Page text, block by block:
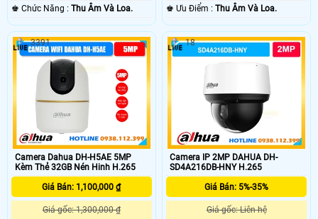
️♚ Chức Năng : Thu Âm Và Loa.
️♚ Ưu Điểm :Thu Âm Và Loa.
Camera Dahua DH-H5AE 5MP
Kèm Thẻ 32GB Nén Hinh H.265
Giá Bán: 1,100,000 ₫
Giá gốc: 1,300,000 ₫
3391
Camera IP 2MP DAHUA DH-
SD4A216DB-HNY H.265
Giá Bán: 5%-35%
Giá gốc: Liên hệ
18